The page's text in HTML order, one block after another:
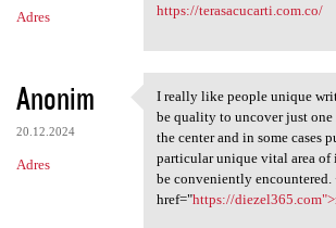
Adres
https://terasacucarti.com.co/
Anonim
20.12.2024
Adres
I really like people
I really like people unique
be quality to uncover just
the center and in some cases
particular unique vital area
be conveniently encountered.
href="https://